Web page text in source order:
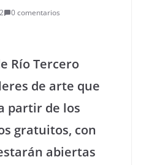
0 comentarios
Río Tercero
de arte que
partir de los
gratuitos, con
abiertas